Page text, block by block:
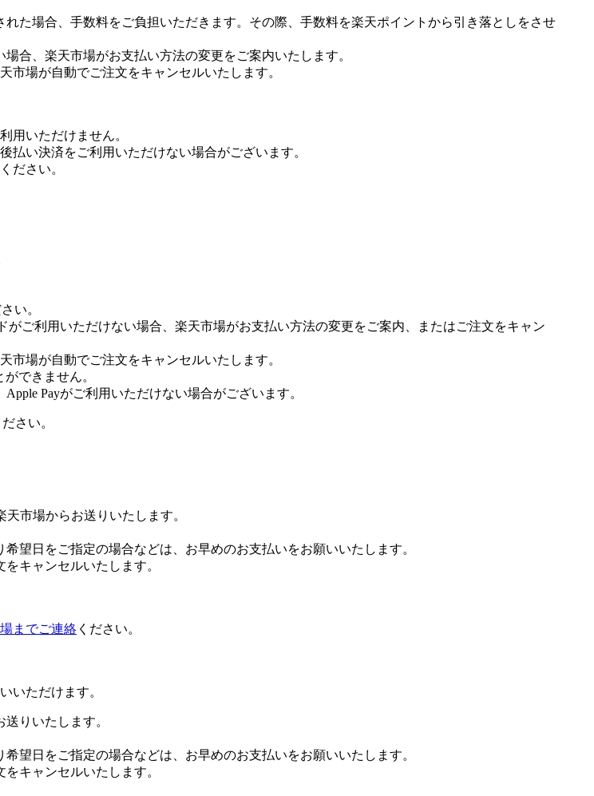
た場合、手数料をご負担いただきます。その際、手数料を楽天ポイントから引き落としをさせ
合、楽天市場がお支払い方法の変更をご案内いたします。
市場が自動でご注文をキャンセルいたします。
用いただけません。
い決済をご利用いただけない場合がございます。
ください。
い。
がご利用いただけない場合、楽天市場がお支払い方法の変更をご案内、またはご注文をキャン
市場が自動でご注文をキャンセルいたします。
できません。
Payがご利用いただけない場合がございます。
ださい。
市場からお送りいたします。
望日をご指定の場合などは、お早めのお支払いをお願いいたします。
キャンセルいたします。
までご連絡 ください。
いただけます。
りいたします。
望日をご指定の場合などは、お早めのお支払いをお願いいたします。
キャンセルいたします。